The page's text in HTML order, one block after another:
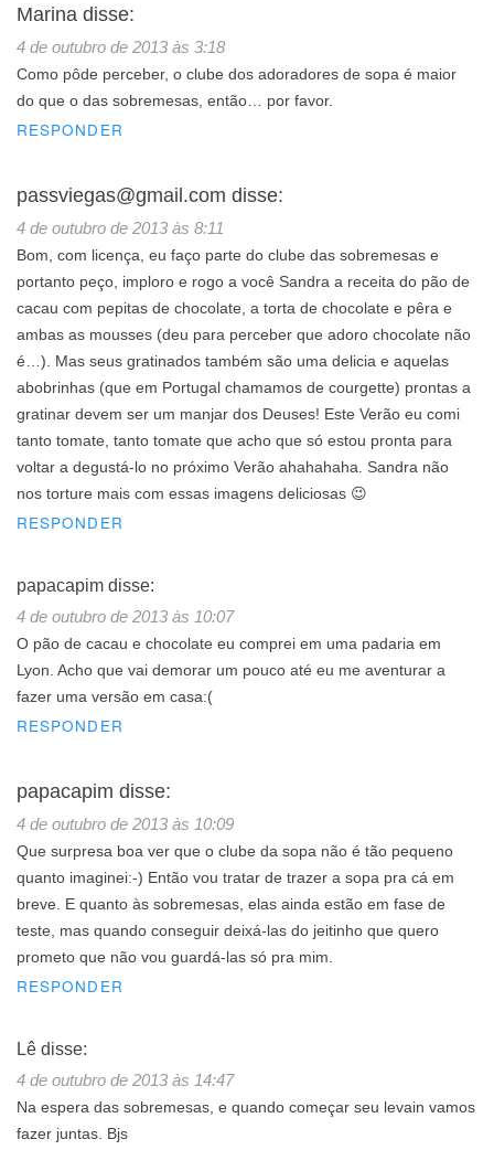
Marina disse:
4 de outubro de 2013 às 3:18
Como pôde perceber, o clube dos adoradores de sopa é maior
do que o das sobremesas, então… por favor.
RESPONDER
passviegas@gmail.com disse:
4 de outubro de 2013 às 8:11
Bom, com licença, eu faço parte do clube das sobremesas e
portanto peço, imploro e rogo a você Sandra a receita do pão de
cacau com pepitas de chocolate, a torta de chocolate e pêra e
ambas as mousses (deu para perceber que adoro chocolate não
é…). Mas seus gratinados também são uma delicia e aquelas
abobrinhas (que em Portugal chamamos de courgette) prontas a
gratinar devem ser um manjar dos Deuses! Este Verão eu comi
tanto tomate, tanto tomate que acho que só estou pronta para
voltar a degustá-lo no próximo Verão ahahahaha. Sandra não
nos torture mais com essas imagens deliciosas 😉
RESPONDER
papacapim disse:
4 de outubro de 2013 às 10:07
O pão de cacau e chocolate eu comprei em uma padaria em
Lyon. Acho que vai demorar um pouco até eu me aventurar a
fazer uma versão em casa:(
RESPONDER
papacapim disse:
4 de outubro de 2013 às 10:09
Que surpresa boa ver que o clube da sopa não é tão pequeno
quanto imaginei:-) Então vou tratar de trazer a sopa pra cá em
breve. E quanto às sobremesas, elas ainda estão em fase de
teste, mas quando conseguir deixá-las do jeitinho que quero
prometo que não vou guardá-las só pra mim.
RESPONDER
Lê disse:
4 de outubro de 2013 às 14:47
Na espera das sobremesas, e quando começar seu levain vamos
fazer juntas. Bjs